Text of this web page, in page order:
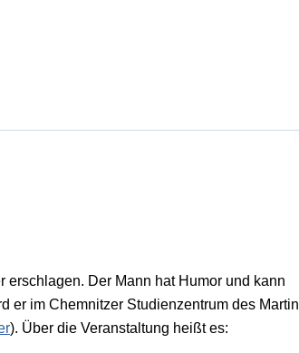
erschlagen. Der Mann hat Humor und kann
er im Chemnitzer Studienzentrum des Martin
). Über die Veranstaltung heißt es: